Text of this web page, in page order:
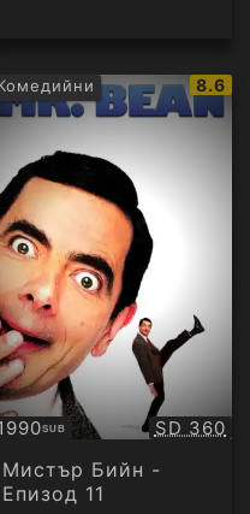
IMDb
8.6
SUB
Субтитри SD 360
Мистър Бийн -
Епизод 11